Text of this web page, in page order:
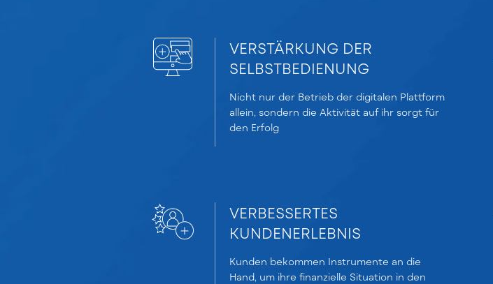
VERSTÄRKUNG DER
SELBSTBEDIENUNG
Nicht nur der Betrieb der digitalen Plattform
allein, sondern die Aktivität auf ihr sorgt für
den Erfolg
VERBESSERTES
KUNDENERLEBNIS
Kunden bekommen Instrumente an die
Hand, um ihre finanzielle Situation in den